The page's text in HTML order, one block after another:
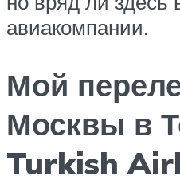
авиакомпании.
Мой
Москвы в
Turkish